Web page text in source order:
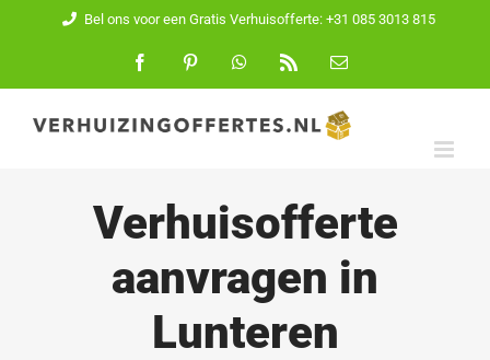
inhoud
Bel ons voor een Gratis Verhuisofferte: +31 085 3013 815
FacebookPinterest WhatsApp
E-
Verhuisofferte
aanvragen in
Lunteren